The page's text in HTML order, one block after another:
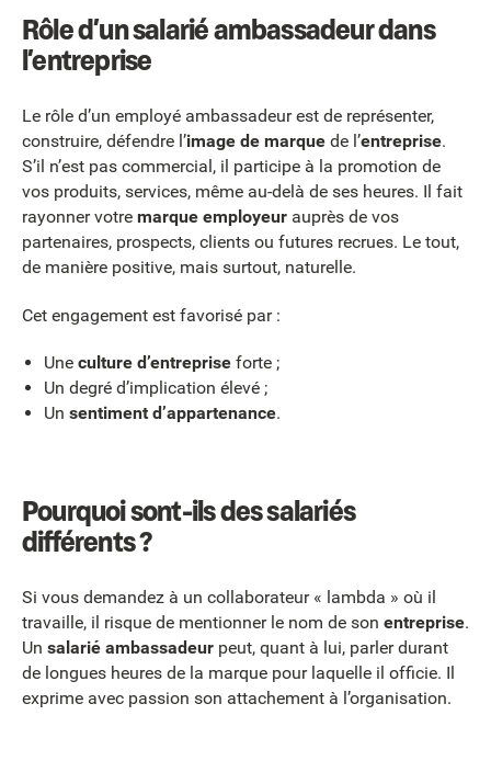
Rôle d’un salarié ambassadeur dans
l’entreprise
Le rôle d’un employé ambassadeur est de représenter,
construire, défendre l’image de marque de l’entreprise.
S’il n’est pas commercial, il participe à la promotion de
vos produits, services, même au-delà de ses heures. Il fait
rayonner votre marque employeur auprès de vos
partenaires, prospects, clients ou futures recrues. Le tout,
de manière positive, mais surtout, naturelle.
Cet engagement est favorisé par :
Une culture d’entrepriseforte ;
Un degré d’implication élevé ;
Un sentiment d’appartenance.
Pourquoi sont-ils des salariés
différents ?
Si vous demandez à un collaborateur « lambda » où il
travaille, il risque de mentionner le nom de son entreprise.
Un salarié ambassadeur peut, quant à lui, parler durant
de longues heures de la marque pour laquelle il officie. Il
exprime avec passion son attachement à l’organisation.